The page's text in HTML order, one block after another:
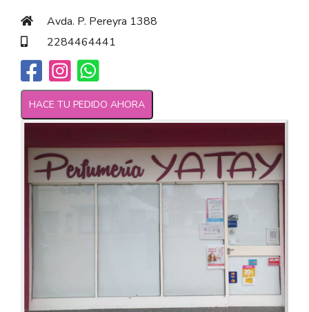
Avda. P. Pereyra 1388
2284464441
HACE TU PEDIDO AHORA